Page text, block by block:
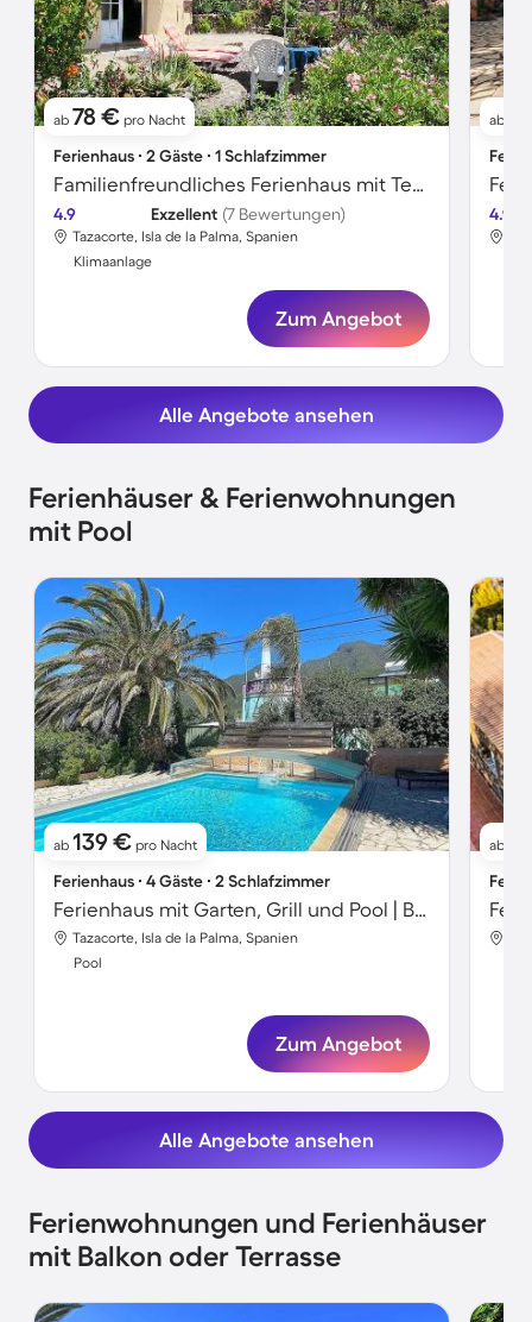
ab 78 € pro Nacht
Ferienhaus ∙ 2 Gäste ∙ 1 Schlafzimmer
Familienfreundliches Ferienhaus mit Terrasse, Grill und Garten | Bergblick | Haustiere sind willkommen
4.9 Exzellent (7 Bewertungen)
Tazacorte, Isla de la Palma, Spanien
Klimaanlage
Zum Angebot
ab
4.9
Alle Angebote ansehen
Ferienhäuser & Ferienwohnungen
mit Pool
ab 139 € pro Nacht
Ferienhaus ∙ 4 Gäste ∙ 2 Schlafzimmer
Ferienhaus mit Garten, Grill und Pool | Bergblick
Tazacorte, Isla de la Palma, Spanien
Pool
Zum Angebot
ab
Alle Angebote ansehen
Ferienwohnungen und Ferienhäuser
mit Balkon oder Terrasse